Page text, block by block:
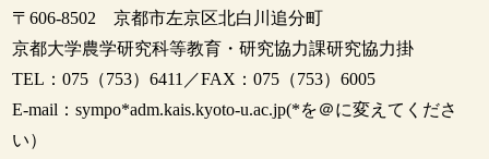
〒606-8502 京都市左京区北白川追分町
京都大学農学研究科等教育・研究協力課研究協力掛
TEL：075（753）6411／FAX：075（753）6005
E-mail：sympo*adm.kais.kyoto-u.ac.jp(*を＠に変えてくださ
い）